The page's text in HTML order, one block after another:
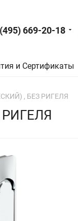
669-20-18
и Сертификаты
, БЕЗ РИГЕЛЯ